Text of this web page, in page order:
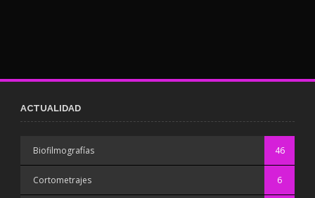
ACTUALIDAD
Biofilmografías 46
Cortometrajes 6